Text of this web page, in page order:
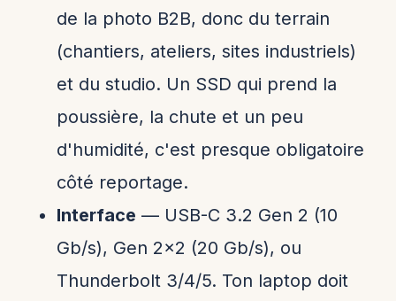
de la photo B2B, donc du terrain
(chantiers, ateliers, sites industriels)
et du studio. Un SSD qui prend la
poussière, la chute et un peu
d'humidité, c'est presque obligatoire
côté reportage.
Interface — USB-C 3.2 Gen 2 (10
Gb/s), Gen 2x2 (20 Gb/s), ou
Thunderbolt 3/4/5. Ton laptop doit